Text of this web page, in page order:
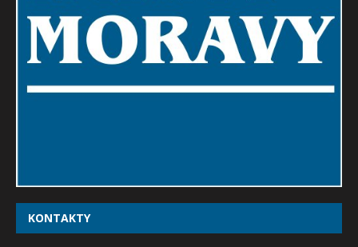
KONTAKTY